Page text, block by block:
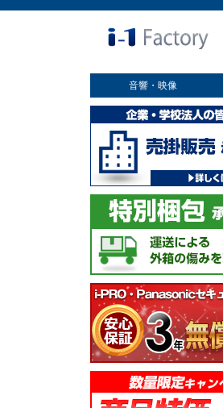
音響・映像
業務用ディスプレイ
プロジェクター
放送・業務用映像システム
書画カメラ
スクリーン
オプション
Panasonic i-PRO
2MP(1080p) 屋内 小
型 AIカメラ スピーカ
S71301-F2L (送料無
（税別）
即納可能！
パナソニック
Panasonic i-PRO カ
メラ吊り下げ金具
WV-QSR501-WUX
(送料無料)
6,000円（税別）